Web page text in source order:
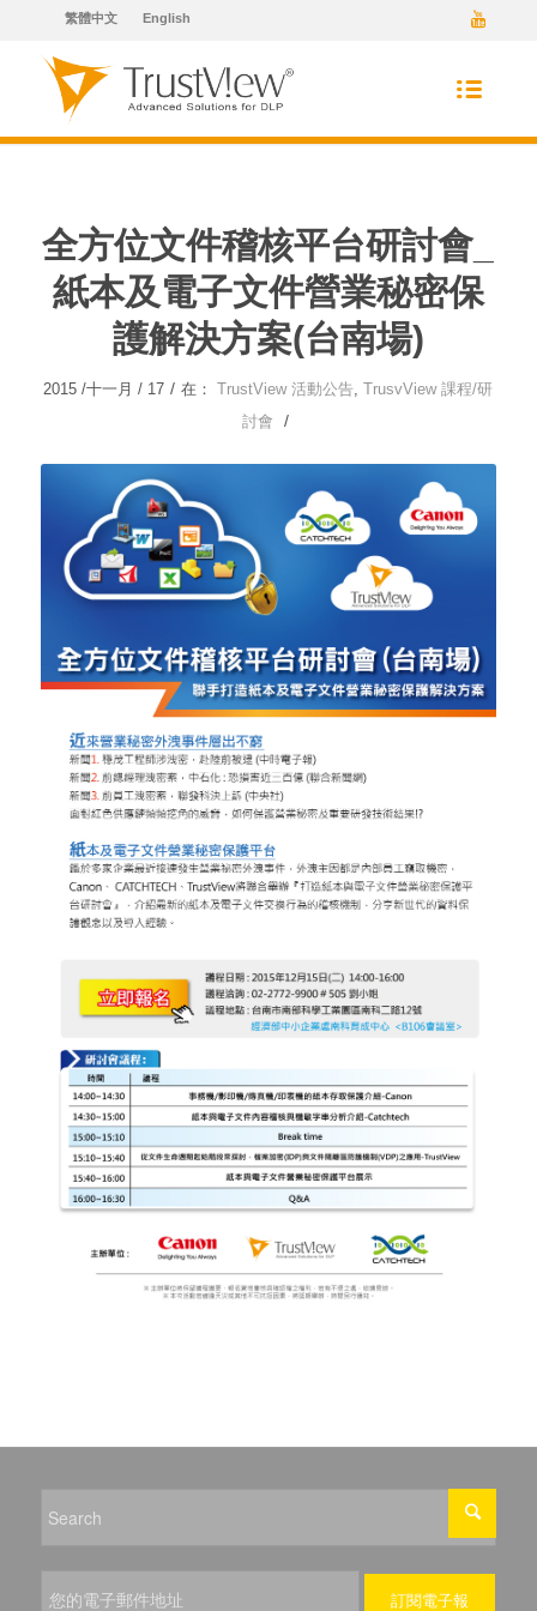
繁體中文 English
全方位文件稽核平台研討會_
紙本及電子文件營業秘密保
護解決方案(台南場)
2015 /十一月 / 17 / 在：TrustView 活動公告,TrusvView 課程/研
討會
/